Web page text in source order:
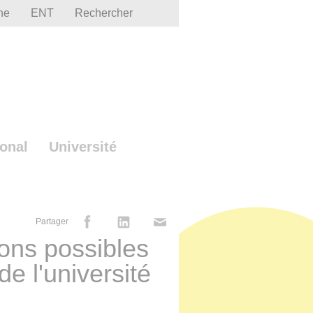
ENT Rechercher
Université
Partager
possibles
l'université